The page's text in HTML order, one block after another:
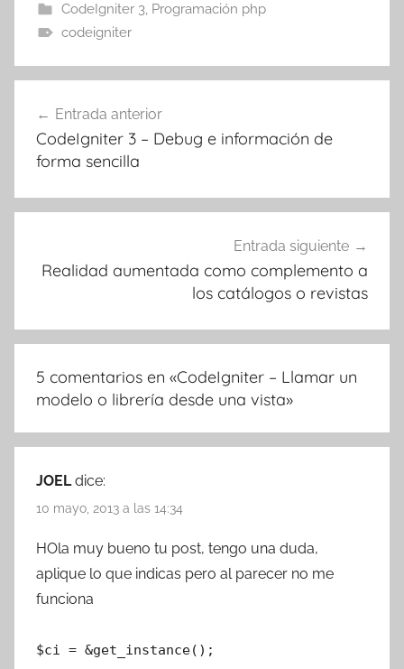
CodeIgniter 3, Programación php
codeigniter
de
entradas
Entrada anterior
CodeIgniter 3 – Debug e información de
forma sencilla
Entrada siguiente
Realidad aumentada como complemento a
los catálogos o revistas
5 comentarios en «CodeIgniter – Llamar un
modelo o librería desde una vista»
JOEL dice:
10 mayo, 2013 a las 14:34
HOla muy bueno tu post, tengo una duda,
aplique lo que indicas pero al parecer no me
funciona
$ci = &get_instance();